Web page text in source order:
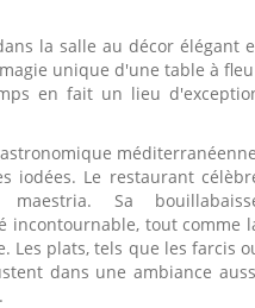
la salle au décor élégant
unique d'une table à
en fait un lieu
iodées. Le restaurant
Sa
incontournable, tout comme
Les plats, tels que les farcis
dans une ambiance